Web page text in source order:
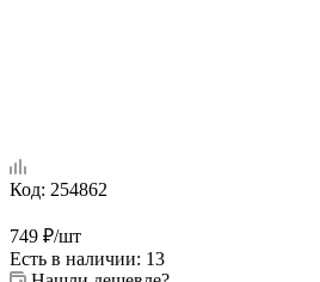
Код: 254862
749 ₽/шт
Есть в наличии: 13